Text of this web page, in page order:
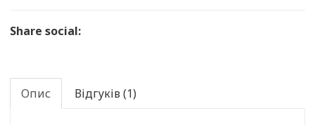
Share social:
Опис Відгуків (1)